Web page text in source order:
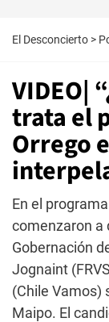
El Desconcierto >
VIDEO|
trata el
Orrego
En el
comenzaron a
Gobernación
Jognaint
(Chile Vamos)
Maipo. El